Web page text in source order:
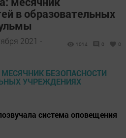
в образовательных
2021 -
1014 0 0
система оповещения